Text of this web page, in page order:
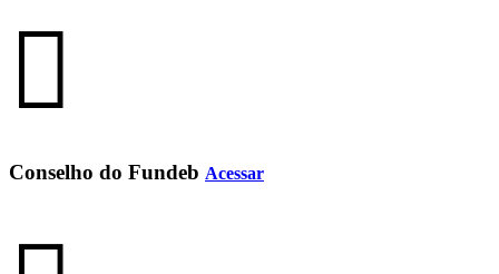
Conselho do Fundeb Acessar